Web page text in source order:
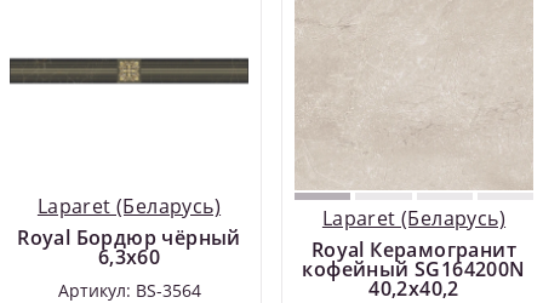
Laparet (Беларусь)
Royal Бордюр чёрный
6,3х60
Артикул: BS-3564
Laparet (Беларусь)
Royal Керамогранит
кофейный SG164200N
40,2х40,2